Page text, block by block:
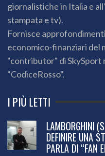
giornalistiche in Italia e
stampata e tv).
Fornisce
economico-finanziari del
"contributor" di SkySport
"CodiceRosso".
I PIÙ LETTI
LAMBORGHINI
DEFINIRE UNA
PARLA DI “FAN